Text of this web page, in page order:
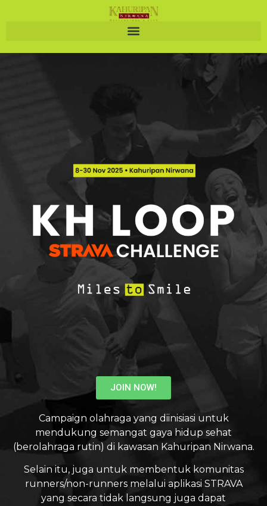
JOIN NOW!
Campaign olahraga yang diinisiasi untuk
mendukung semangat gaya hidup sehat
(berolahraga rutin) di kawasan Kahuripan Nirwana.
Selain itu, juga untuk membentuk komunitas
runners/non-runners melalui aplikasi STRAVA
yang secara tidak langsung juga dapat